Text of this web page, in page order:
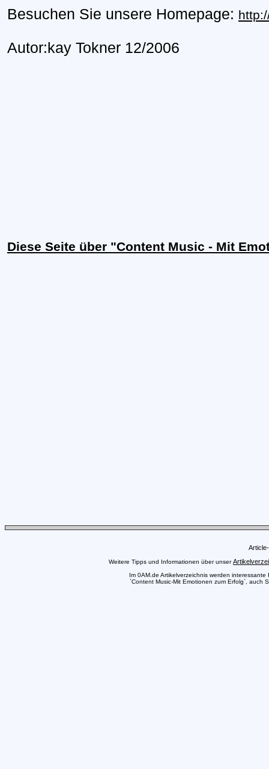
Besuchen Sie unsere Homepage:
Autor:kay Tokner 12/2006
Diese Seite über "Content Music - Mit
Weitere Tipps und Informationen über unser
Im 0AM.de Artikelverzeichnis werden
`Content Music-Mit Emotionen zum Erfolg`, auch